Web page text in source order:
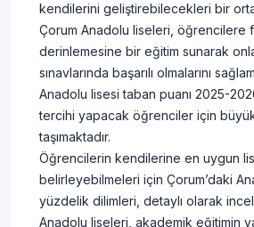
kendilerini geliştirebilecekleri bir
Çorum Anadolu liseleri, öğrencilere
derinlemesine bir eğitim sunarak
sınavlarında başarılı olmalarını
Anadolu lisesi taban puanı 2025-
tercihi yapacak öğrenciler için
taşımaktadır.
Öğrencilerin kendilerine en uygun
belirleyebilmeleri için Çorum’daki
yüzdelik dilimleri, detaylı olarak
Anadolu liseleri, akademik eğitimin